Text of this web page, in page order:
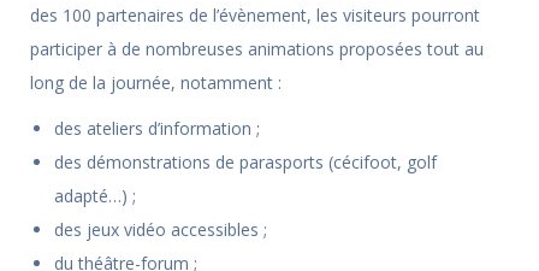
des 100 partenaires de l’évènement, les visiteurs pourront
participer à de nombreuses animations proposées tout au
long de la journée, notamment :
des ateliers d’information ;
des démonstrations de parasports (cécifoot, golf
adapté…) ;
des jeux vidéo accessibles ;
du théâtre-forum ;